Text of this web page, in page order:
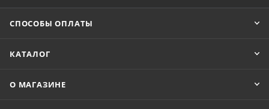
СПОСОБЫ ОПЛАТЫ
КАТАЛОГ
О МАГАЗИНЕ